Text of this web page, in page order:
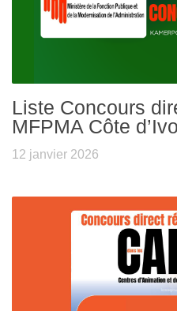
Liste Concours
MFPMA Côte
12 janvier 2026